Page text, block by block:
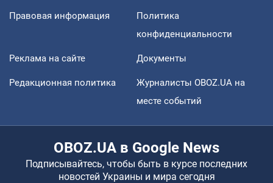
Правовая информация
Политика
конфиденциальности
Реклама на сайте Документы
Редакционная политика
Журналисты OBOZ.UA на
месте событий
OBOZ.UA в Google News
Подписывайтесь, чтобы быть в курсе последних
новостей Украины и мира сегодня